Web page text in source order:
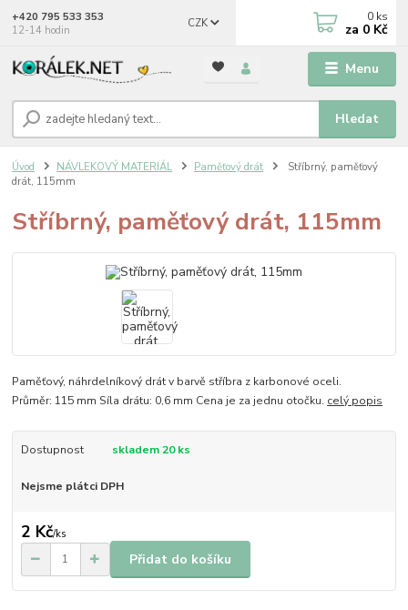
Menu
CZK
Hledat
+420 795 533 353
12-14 hodin
0 ks
za 0 Kč
Úvod NÁVLEKOVÝ MATERIÁL Paměťový drát
Stříbrný, paměťový
drát, 115mm
Stříbrný, paměťový drát, 115mm
Paměťový, náhrdelníkový drát v barvě stříbra z karbonové oceli.
Průměr: 115 mm Síla drátu: 0,6 mm Cena je za jednu otočku. celý popis
Dostupnost skladem 20 ks
Nejsme plátci DPH
2 Kč/ks
Přidat do košíku